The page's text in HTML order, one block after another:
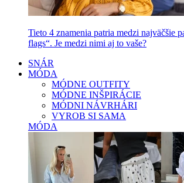
Tieto 4 znamenia patria medzi najväčšie
flags“. Je medzi nimi aj to vaše?
SNÁR
MÓDA
MÓDNE OUTFITY
MÓDNE INŠPIRÁCIE
MÓDNI NÁVRHÁRI
VYROB SI SAMA
MÓDA